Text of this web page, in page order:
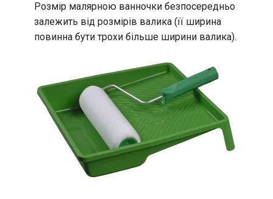
Розмір малярною ванночки безпосередньо
залежить від розмірів валика (її ширина
повинна бути трохи більше ширини валика).